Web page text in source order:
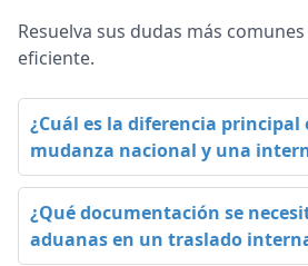
Resuelva sus dudas más
eficiente.
¿Cuál es la diferencia principal
mudanza nacional y una
¿Qué documentación se
aduanas en un traslado